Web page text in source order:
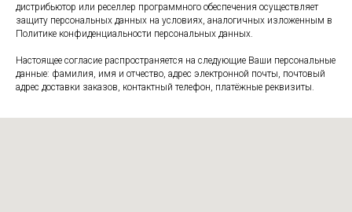
дистрибьютор или реселлер программного обеспечения осуществляет
защиту персональных данных на условиях, аналогичных изложенным в
Политике конфиденциальности персональных данных.
Настоящее согласие распространяется на следующие Ваши персональные
данные: фамилия, имя и отчество, адрес электронной почты, почтовый
адрес доставки заказов, контактный телефон, платёжные реквизиты.